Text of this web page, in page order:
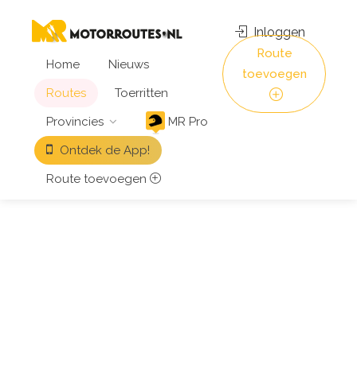
Home
Nieuws
Routes
Toerritten
Provincies
MR Pro
Ontdek de App!
Route toevoegen
Inloggen
Route
toevoegen